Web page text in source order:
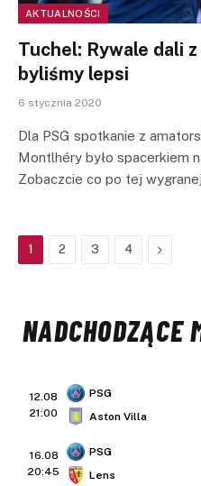
AKTUALNOŚCI
Tuchel: Rywale dali
byliśmy lepsi
6 stycznia 2020
Dla PSG spotkanie z
Montlhéry było spacerkiem
Zobaczcie co po tej
1 2 3 4 Next
NADCHODZĄCE
12.08
21:00
PSG
Aston Villa
16.08
20:45
PSG
Lens